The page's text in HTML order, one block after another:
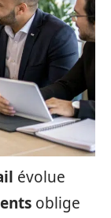
évolue
oblige